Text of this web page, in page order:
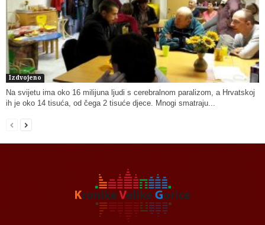
Izdvojeno
Na svijetu ima oko 16 milijuna ljudi s cerebralnom paralizom, a Hrvatskoj
ih je oko 14 tisuća, od čega 2 tisuće djece. Mnogi smatraju...